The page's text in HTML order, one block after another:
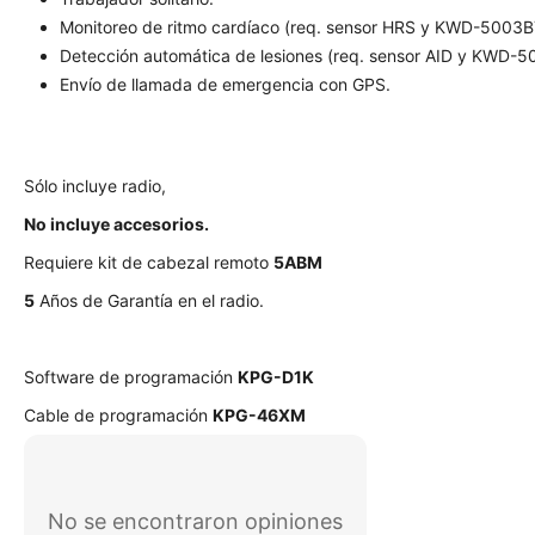
Monitoreo de ritmo cardíaco (req. sensor HRS y KWD-
Detección automática de lesiones (req. sensor AID y KWD-
Envío de llamada de emergencia con GPS.
Sólo incluye radio,
No incluye accesorios.
Requiere kit de cabezal remoto 5ABM
5 Años de Garantía en el radio.
Software de programación KPG-D1K
Cable de programación KPG-46XM
No se encontraron opiniones